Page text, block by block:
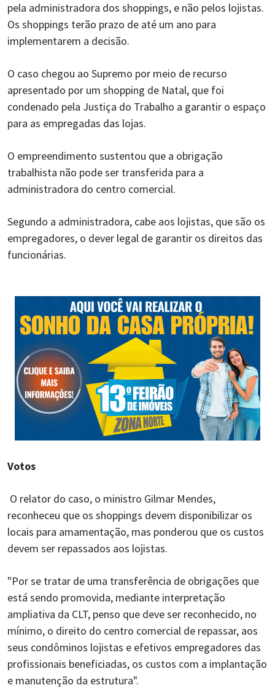
pela administradora dos shoppings, e não pelos lojistas.
Os shoppings terão prazo de até um ano para
implementarem a decisão.
O caso chegou ao Supremo por meio de recurso
apresentado por um shopping de Natal, que foi
condenado pela Justiça do Trabalho a garantir o espaço
para as empregadas das lojas.
O empreendimento sustentou que a obrigação
trabalhista não pode ser transferida para a
administradora do centro comercial.
Segundo a administradora, cabe aos lojistas, que são os
empregadores, o dever legal de garantir os direitos das
funcionárias.
Votos
O relator do caso, o ministro Gilmar Mendes,
reconheceu que os shoppings devem disponibilizar os
locais para amamentação, mas ponderou que os custos
devem ser repassados aos lojistas.
"Por se tratar de uma transferência de obrigações que
está sendo promovida, mediante interpretação
ampliativa da CLT, penso que deve ser reconhecido, no
mínimo, o direito do centro comercial de repassar, aos
seus condôminos lojistas e efetivos empregadores das
profissionais beneficiadas, os custos com a implantação
e manutenção da estrutura".